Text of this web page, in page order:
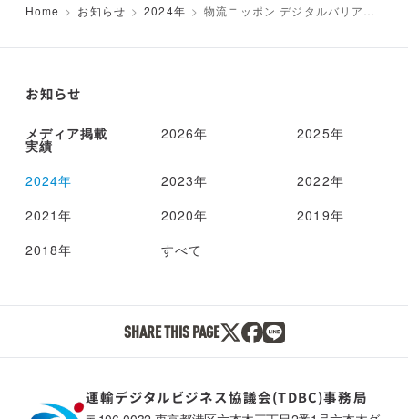
Home お知らせ 2024年
物流ニッポン デジタルバリアフ
お知らせ
メディア掲載
実績
2026年 2025年
2024年 2023年
2022年
2021年
2020年
2019年
2018年
すべて
SHARE THIS PAGE
運輸デジタルビジネス協議会(TDBC)事務局